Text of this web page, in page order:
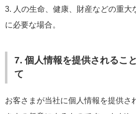
3. 人の生命、健康、財産などの重大
に必要な場合。
7. 個人情報を提供されるこ
て
お客さまが当社に個人情報を提供さ